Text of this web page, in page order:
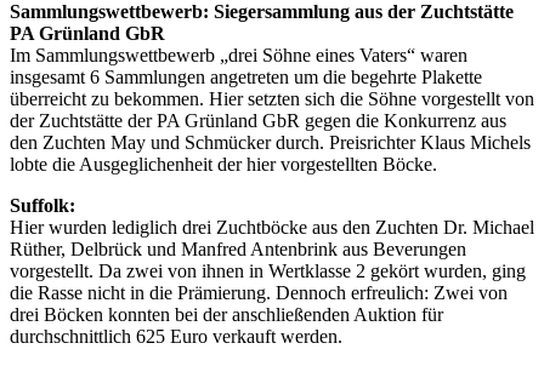
Sammlungswettbewerb: Siegersammlung aus der Zuchtstätte
PA Grünland GbR
Im Sammlungswettbewerb „drei Söhne eines Vaters“ waren
insgesamt 6 Sammlungen angetreten um die begehrte Plakette
überreicht zu bekommen. Hier setzten sich die Söhne vorgestellt von
der Zuchtstätte der PA Grünland GbR gegen die Konkurrenz aus
den Zuchten May und Schmücker durch. Preisrichter Klaus Michels
lobte die Ausgeglichenheit der hier vorgestellten Böcke.
Suffolk:
Hier wurden lediglich drei Zuchtböcke aus den Zuchten Dr. Michael
Rüther, Delbrück und Manfred Antenbrink aus Beverungen
vorgestellt. Da zwei von ihnen in Wertklasse 2 gekört wurden, ging
die Rasse nicht in die Prämierung. Dennoch erfreulich: Zwei von
drei Böcken konnten bei der anschließenden Auktion für
durchschnittlich 625 Euro verkauft werden.